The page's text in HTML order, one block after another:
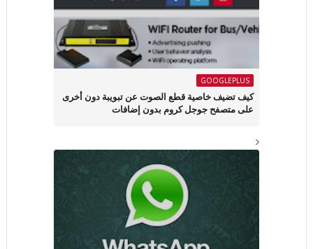
GOOGLEPLUS
كيف تضيف خاصية قطع الصوت عن تبويبة دون أخرى
على متصفح جوجل كروم بدون إضافات